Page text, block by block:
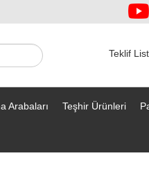
Teklif
Arabaları Teşhir Ürünleri